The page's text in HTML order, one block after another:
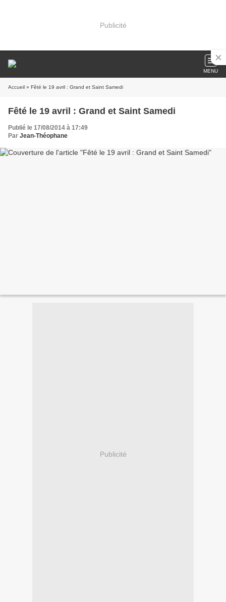
Publicité
MENU
Accueil » Fêté le 19 avril : Grand et Saint Samedi
Fêté le 19 avril : Grand et Saint Samedi
Publié le 17/08/2014 à 17:49
Par Jean-Théophane
Publicité